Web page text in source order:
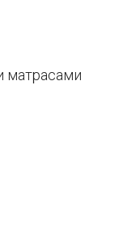
матрасами